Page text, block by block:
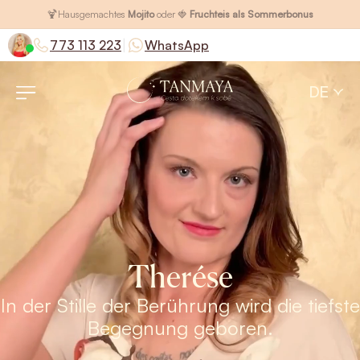
🍹Hausgemachtes Mojitooder 🍓 Fruchteis als Sommerbonus
773 113 223 WhatsApp
DE
Therése
In der Stille der Berührung wird die tiefste
Begegnung geboren.